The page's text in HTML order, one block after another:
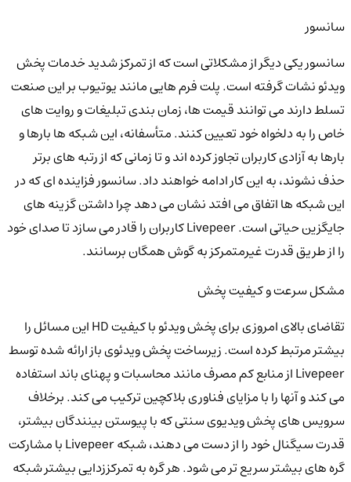
سانسور
سانسور یکی دیگر از مشکلاتی است که از تمرکز شدید خدمات پخش
ویدئو نشات گرفته است. پلت فرم هایی مانند یوتیوب بر این صنعت
تسلط دارند می توانند قیمت ها، زمان بندی تبلیغات و روایت های
خاص را به دلخواه خود تعیین کنند. متأسفانه، این شبکه ها بارها و
بارها به آزادی کاربران تجاوز کرده اند و تا زمانی که از رتبه های برتر
حذف نشوند، به این کار ادامه خواهند داد. سانسور فزاینده ای که در
این شبکه ها اتفاق می افتد نشان می دهد چرا داشتن گزینه های
جایگزین حیاتی است. Livepeer کاربران را قادر می سازد تا صدای خود
را از طریق قدرت غیرمتمرکز به گوش همگان برسانند.
مشکل سرعت و کیفیت پخش
تقاضای بالای امروزی برای پخش ویدئو با کیفیت HD این مسائل را
بیشتر مرتبط کرده است. زیرساخت پخش ویدئوی باز ارائه شده توسط
Livepeer از منابع کم مصرف مانند محاسبات و پهنای باند استفاده
می کند و آنها را با مزایای فناوری بلاکچین ترکیب می کند. برخلاف
سرویس های پخش ویدیوی سنتی که با پیوستن بینندگان بیشتر،
قدرت سیگنال خود را از دست می دهند، شبکه Livepeer با مشارکت
گره های بیشتر سریع تر می شود. هر گره به تمرکززدایی بیشتر شبکه